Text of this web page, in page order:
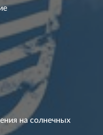
на солнечных